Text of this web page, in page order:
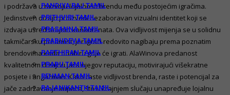
PANDIYA RAJ TAMIL
PRITHVIRI TAMIL
PRASANNA TAMIL
PRABUDEVA TAMIL
PARTHIPAN TAMIL
PRABU TAMIL
REHMAN TAMIL
RAJANIKANTH TAMIL
i podržava u razvoju lojalnosti brendu među postojećim igračima.
Jedinstven dizajn proizvodi nezaboravan vizualni identitet koji se
izdvaja usred brojnih konkurenata. Ova vidljivost mijenja se u solidnu
takmičarsku prednost, jer igrači redovito nagibaju prema poznatim
brendovima kada odabiru gdje će igrati. AlaWinova predanost
kvalitetnom dizajnu jača njegov reputaciju, motivirajući višekratne
posjete i angažman. Kako raste vidljivost brenda, raste i potencijal za
jače zadržavanje kupaca, što u krajnjem slučaju unapređuje lojalnu